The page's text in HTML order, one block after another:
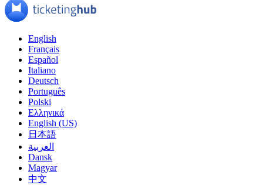
English
Français
Español
Italiano
Deutsch
Português
Polski
Ελληνικά
English (US)
日本語
العربية
Dansk
Magyar
中文